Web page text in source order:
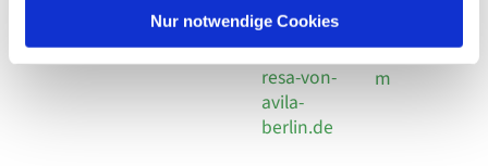
Nur notwendige Cookies
E-Mail
info@the
resa-von-
avila-
berlin.de
Impressu
m